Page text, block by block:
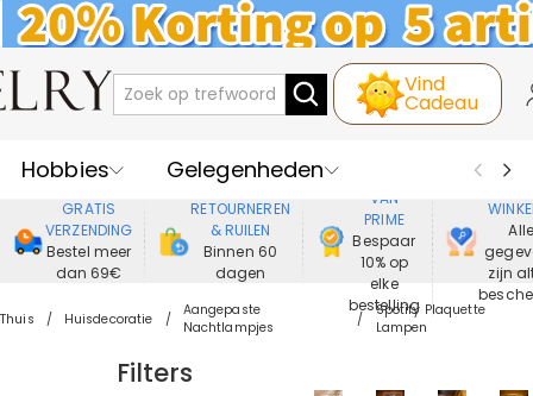
Vind
Cadeau
Hobbies
Gelegenheden
Recipienten
Best Verkochte
Nieuwe
Juwelen
GRATIS
VERZENDING
Bestel meer
dan 69€
RETOURNEREN
& RUILEN
Binnen 60
dagen
VAN
PRIME
Bespaar
10% op
elke
bestelling
Alle
zijn
Thuis Huisdecoratie
Aangepaste
Nachtlampjes
Spotify Plaquette
Lampen
Filters